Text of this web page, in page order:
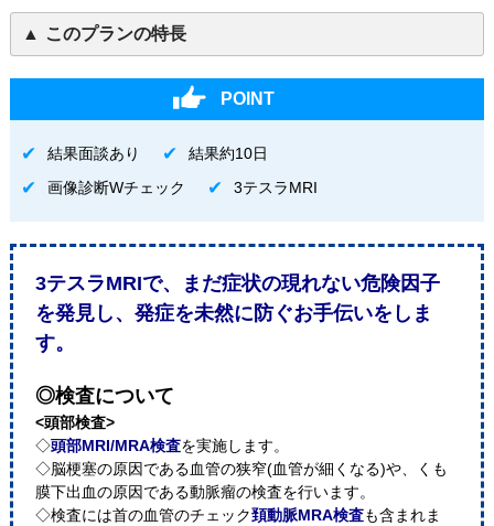
このプランの特長
POINT
結果面談あり
結果約10日
画像診断Wチェック
3テスラMRI
3テスラMRIで、まだ症状の現れない危険因子
を発見し、発症を未然に防ぐお手伝いをしま
す。
◎検査について
<頭部検査>
◇頭部MRI/MRA検査を実施します。
◇脳梗塞の原因である血管の狭窄(血管が細くなる)や、くも
膜下出血の原因である動脈瘤の検査を行います。
◇検査には首の血管のチェック頚動脈MRA検査も含まれま